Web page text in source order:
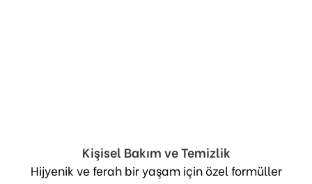
Kişisel Bakım ve Temizlik
Hijyenik ve ferah bir yaşam için özel formüller